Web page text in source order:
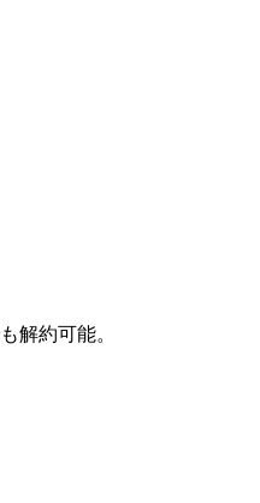
解約可能。